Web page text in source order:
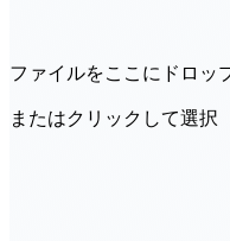
ファイルをここにドロッ
またはクリックして選択